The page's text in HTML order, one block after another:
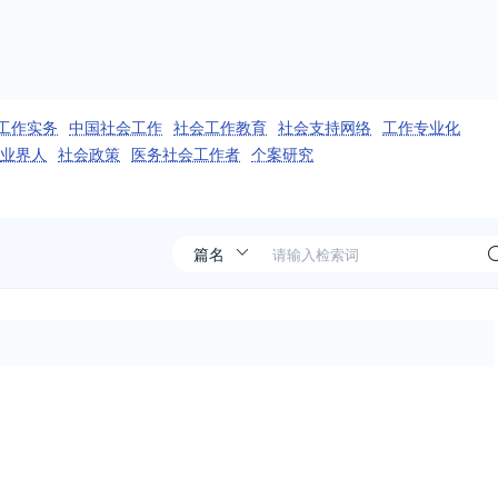
作实务 中国社会工作 社会工作教育 社会支持网络 工作专业化
业界人 社会政策 医务社会工作者 个案研究